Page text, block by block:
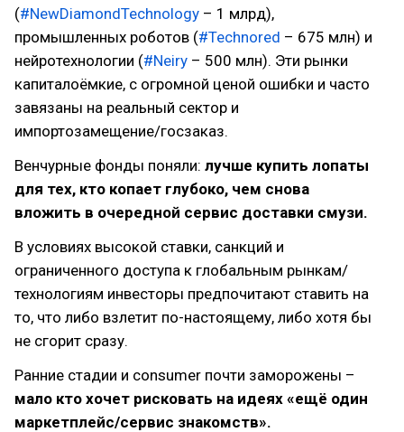
(#NewDiamondTechnology – 1 млрд),
промышленных роботов (#Technored – 675 млн) и
нейротехнологии (#Neiry – 500 млн). Эти рынки
капиталоёмкие, с огромной ценой ошибки и часто
завязаны на реальный сектор и
импортозамещение/госзаказ.
Венчурные фонды поняли: лучше купить лопаты
для тех, кто копает глубоко, чем снова
вложить в очередной сервис доставки смузи.
В условиях высокой ставки, санкций и
ограниченного доступа к глобальным рынкам/
технологиям инвесторы предпочитают ставить на
то, что либо взлетит по-настоящему, либо хотя бы
не сгорит сразу.
Ранние стадии и consumer почти заморожены –
мало кто хочет рисковать на идеях «ещё один
маркетплейс/сервис знакомств».